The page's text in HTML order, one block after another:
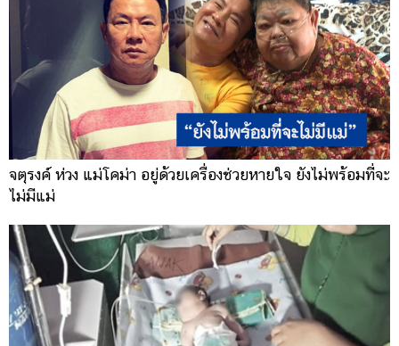
จตุรงค์ ห่วง แม่โคม่า อยู่ด้วยเครื่องช่วยหายใจ ยังไม่พร้อมที่จะ
ไม่มีแม่